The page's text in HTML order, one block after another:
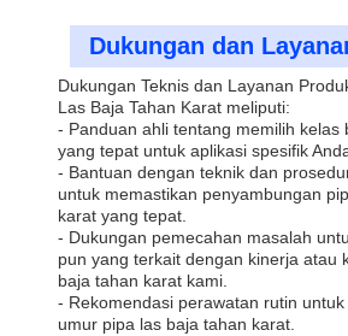
Dukungan dan
Dukungan Teknis dan Layanan
Las Baja Tahan Karat meliputi:
- Panduan ahli tentang memilih kelas
yang tepat untuk aplikasi spesifik
- Bantuan dengan teknik dan
untuk memastikan penyambungan
karat yang tepat.
- Dukungan pemecahan masalah
pun yang terkait dengan kinerja atau
baja tahan karat kami.
- Rekomendasi perawatan rutin
umur pipa las baja tahan karat.